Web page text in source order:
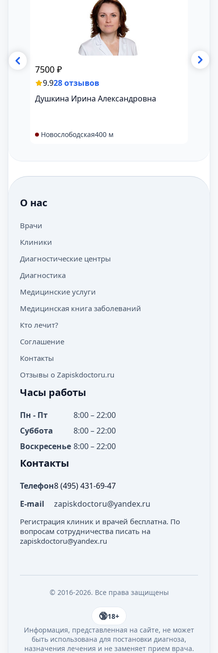
7500 ₽
9.928 отзывов
Душкина Ирина Александровна
Новослободская400 м
7500
О нас
Врачи
Клиники
Диагностические центры
Диагностика
Медицинские услуги
Медицинская книга заболеваний
Кто лечит?
Соглашение
Контакты
Отзывы о Zapiskdoctoru.ru
Часы работы
Пн - Пт
8:00 – 22:00
Суббота
8:00 – 22:00
Воскресенье 8:00 – 22:00
Контакты
Телефон8 (495) 431-69-47
E-mail
zapiskdoctoru@yandex.ru
Регистрация клиник и врачей бесплатна. По
вопросам сотрудничества писать на
zapiskdoctoru@yandex.ru
© 2016-2026. Все права защищены
18+
Информация, представленная на сайте, не может
быть использована для постановки диагноза,
назначения лечения и не заменяет прием врача.